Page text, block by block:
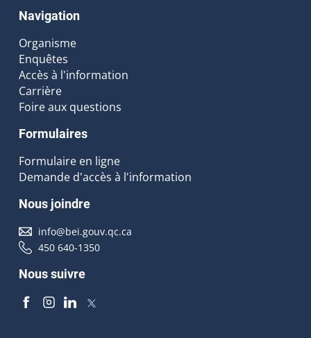
Navigation
Organisme
Enquêtes
Accès à l'information
Carrière
Foire aux questions
Formulaires
Formulaire en ligne
Demande d'accès à l'information
Nous joindre
info@bei.gouv.qc.ca
450 640-1350
Nous suivre